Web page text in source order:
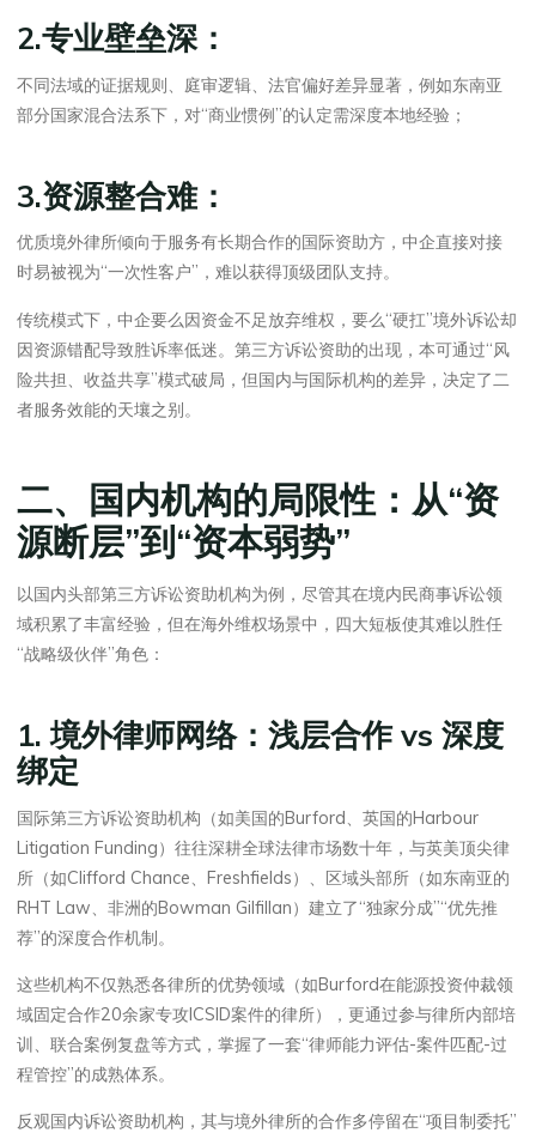
2.专业壁垒深：
不同法域的证据规则、庭审逻辑、法官偏好差异显著，例如东南亚
部分国家混合法系下，对“商业惯例”的认定需深度本地经验；
3.资源整合难：
优质境外律所倾向于服务有长期合作的国际资助方，中企直接对接
时易被视为“一次性客户”，难以获得顶级团队支持。
传统模式下，中企要么因资金不足放弃维权，要么“硬扛”境外诉讼却
因资源错配导致胜诉率低迷。第三方诉讼资助的出现，本可通过“风
险共担、收益共享”模式破局，但国内与国际机构的差异，决定了二
者服务效能的天壤之别。
二、国内机构的局限性：从“资
源断层”到“资本弱势”
以国内头部第三方诉讼资助机构为例，尽管其在境内民商事诉讼领
域积累了丰富经验，但在海外维权场景中，四大短板使其难以胜任
“战略级伙伴”角色：
1. 境外律师网络：浅层合作 vs 深度
绑定
国际第三方诉讼资助机构（如美国的Burford、英国的Harbour
Litigation Funding）往往深耕全球法律市场数十年，与英美顶尖律
所（如Clifford Chance、Freshfields）、区域头部所（如东南亚的
RHT Law、非洲的Bowman Gilfillan）建立了“独家分成”“优先推
荐”的深度合作机制。
这些机构不仅熟悉各律所的优势领域（如Burford在能源投资仲裁领
域固定合作20余家专攻ICSID案件的律所），更通过参与律所内部培
训、联合案例复盘等方式，掌握了一套“律师能力评估-案件匹配-过
程管控”的成熟体系。
反观国内诉讼资助机构，其与境外律所的合作多停留在“项目制委托”